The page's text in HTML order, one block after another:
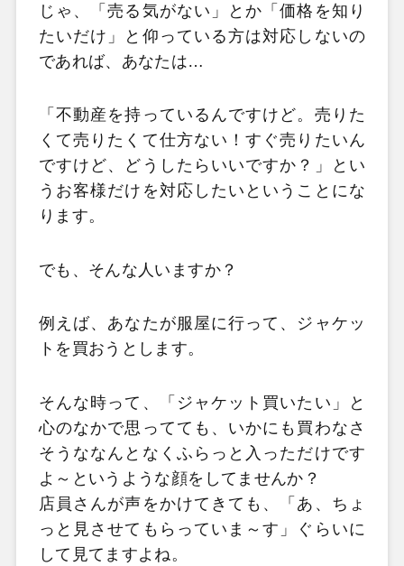
じゃ、「売る気がない」とか「価格を知り
たいだけ」と仰っている方は対応しないの
であれば、あなたは…
「不動産を持っているんですけど。売りた
くて売りたくて仕方ない！すぐ売りたいん
ですけど、どうしたらいいですか？」とい
うお客様だけを対応したいということにな
ります。
でも、そんな人いますか？
例えば、あなたが服屋に行って、ジャケッ
トを買おうとします。
そんな時って、「ジャケット買いたい」と
心のなかで思ってても、いかにも買わなさ
そうななんとなくふらっと入っただけです
よ～というような顔をしてませんか？
店員さんが声をかけてきても、「あ、ちょ
っと見させてもらっていま～す」ぐらいに
して見てますよね。